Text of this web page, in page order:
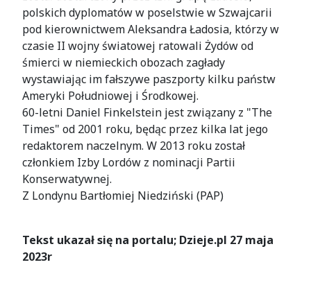
polskich dyplomatów w poselstwie w Szwajcarii
pod kierownictwem Aleksandra Ładosia, którzy w
czasie II wojny światowej ratowali Żydów od
śmierci w niemieckich obozach zagłady
wystawiając im fałszywe paszporty kilku państw
Ameryki Południowej i Środkowej.
60-letni Daniel Finkelstein jest związany z "The
Times" od 2001 roku, będąc przez kilka lat jego
redaktorem naczelnym. W 2013 roku został
członkiem Izby Lordów z nominacji Partii
Konserwatywnej.
Z Londynu Bartłomiej Niedziński (PAP)
Tekst ukazał się na portalu; Dzieje.pl 27 maja
2023r